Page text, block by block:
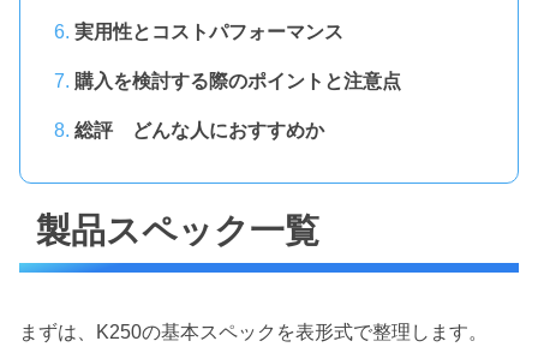
実用性とコストパフォーマンス
購入を検討する際のポイントと注意点
総評 どんな人におすすめか
製品スペック一覧
まずは、K250の基本スペックを表形式で整理します。